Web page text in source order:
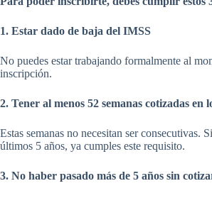
1. Estar dado de baja del IMSS
No puedes estar trabajando formalmente al
inscripción.
2. Tener al menos 52 semanas cotizadas en
Estas semanas no necesitan ser consecutivas.
últimos 5 años, ya cumples este requisito.
3. No haber pasado más de 5 años sin